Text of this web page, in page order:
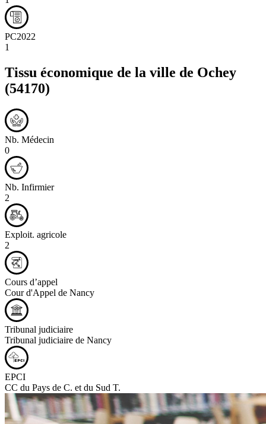
PC2022
1
Tissu économique de la ville de Ochey
(54170)
Nb. Médecin
0
Nb. Infirmier
2
Exploit. agricole
2
Cours d’appel
Cour d'Appel de Nancy
Tribunal judiciaire
Tribunal judiciaire de Nancy
EPCI
CC du Pays de C. et du Sud T.